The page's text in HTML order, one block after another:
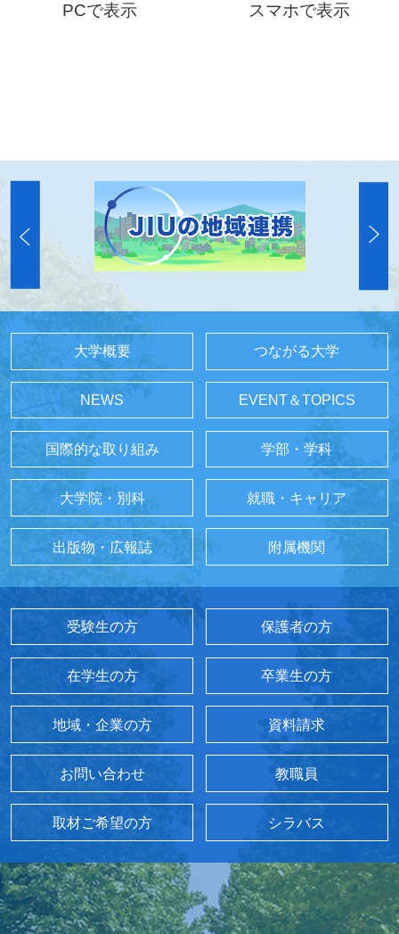
PCで表示 スマホで表示
大学概要 つながる大学
NEWS EVENT＆TOPICS
国際的な取り組み 学部・学科
大学院・別科 就職・キャリア
出版物・広報誌 附属機関
受験生の方 保護者の方
在学生の方 卒業生の方
地域・企業の方 資料請求
お問い合わせ 教職員
取材ご希望の方 シラバス